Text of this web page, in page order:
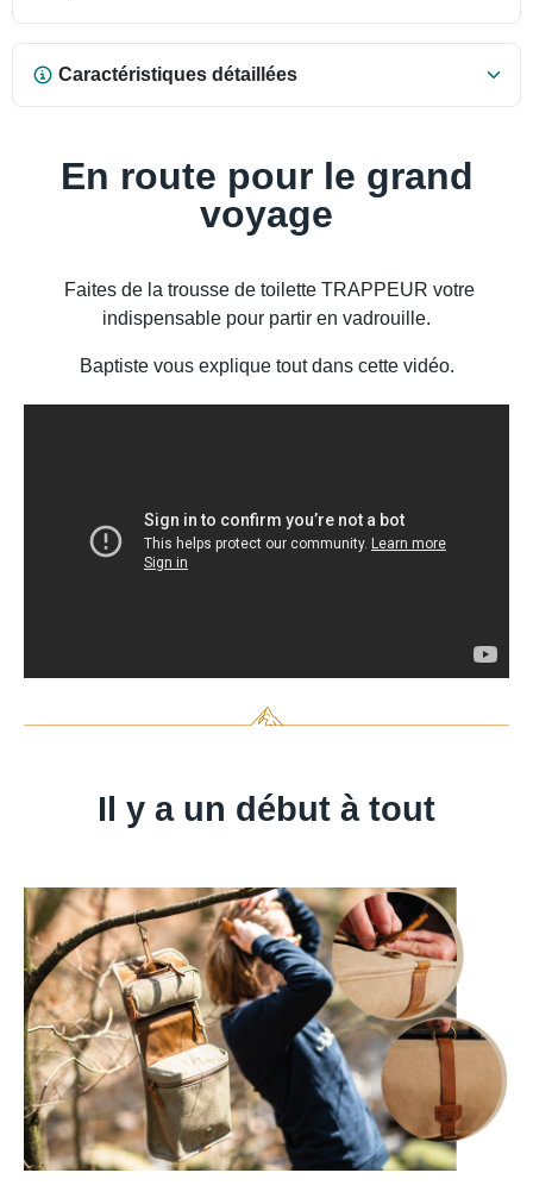
Caractéristiques détaillées
En route pour le grand
voyage
Faites de la trousse de toilette TRAPPEUR votre
indispensable pour partir en vadrouille.
Baptiste vous explique tout dans cette vidéo.
Il y a un début à tout